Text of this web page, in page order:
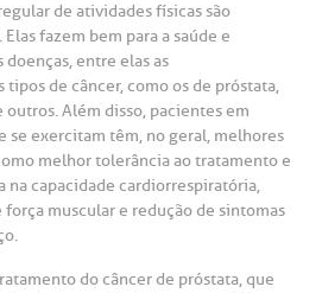
sempre a qualidade do
você, cliente da BP, tirar
ou fazer elogios
e aos nossos serviços.
feira das 7h às 18h
mais
Neurologia e
de atividades físicas são
fazem bem para a saúde e
entre elas as
tipos de câncer, como os de próstata,
Além disso, pacientes em
se exercitam têm, no geral, melhores
melhor tolerância ao tratamento e
na capacidade cardiorrespiratória,
muscular e redução de sintomas
do câncer de próstata, que